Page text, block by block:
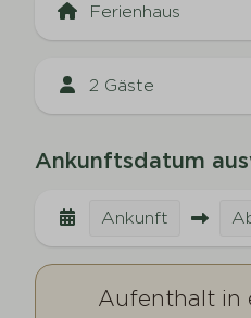
2 Gäste
Ankunftsdatum
Ankunft
Aufenthalt in